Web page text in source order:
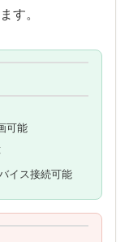
す。
可能
イス接続可能